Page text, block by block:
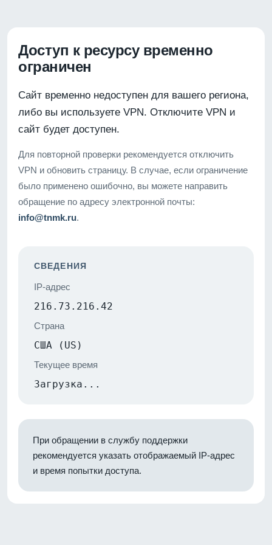
Доступ к ресурсу временно
ограничен
Сайт временно недоступен для вашего региона,
либо вы используете VPN. Отключите VPN и
сайт будет доступен.
Для повторной проверки рекомендуется отключить
VPN и обновить страницу. В случае, если ограничение
было применено ошибочно, вы можете направить
обращение по адресу электронной почты:
info@tnmk.ru.
СВЕДЕНИЯ
IP-адрес
216.73.216.42
Страна
США (US)
Текущее время
Загрузка...
При обращении в службу поддержки
рекомендуется указать отображаемый IP-адрес
и время попытки доступа.